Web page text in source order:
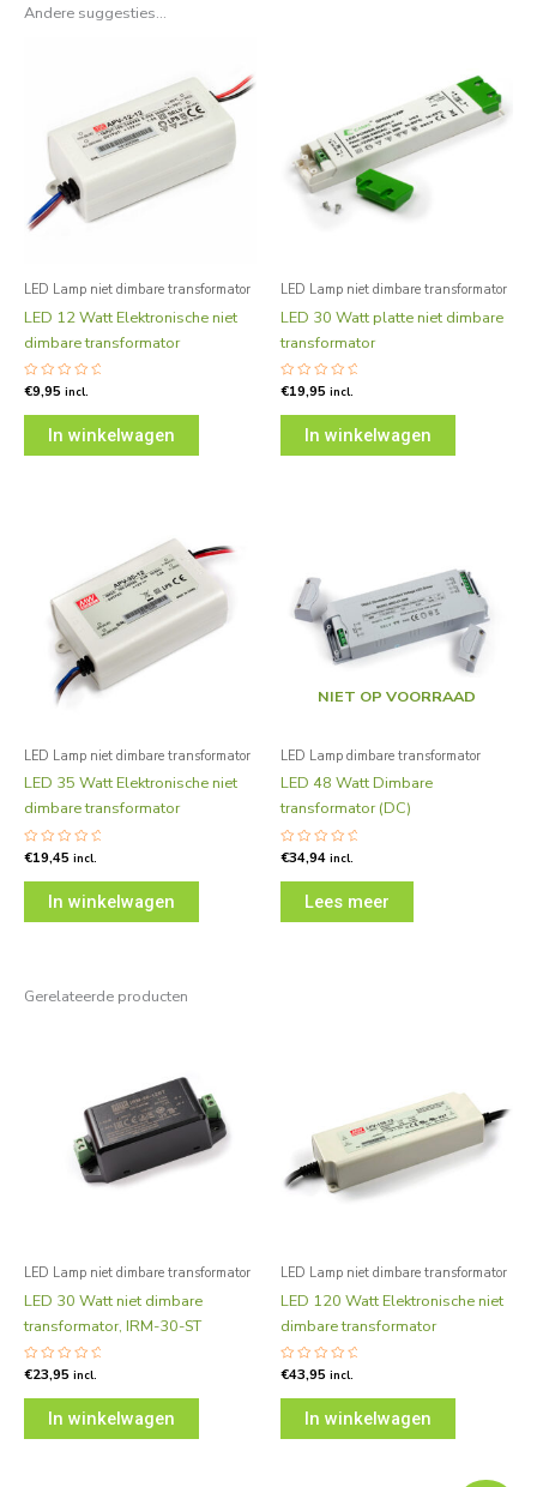
Andere suggesties…
LED Lamp niet dimbare transformator
LED 12 Watt Elektronische niet
dimbare transformator
Gewaardeerd
uit
€9,95 incl.
In winkelwagen
LED Lamp niet dimbare transformator
LED 30 Watt platte niet dimbare
transformator
Gewaardeerd
uit
€19,95 incl.
In winkelwagen
LED Lamp niet dimbare transformator
LED 35 Watt Elektronische niet
dimbare transformator
Gewaardeerd
0
€19,45 incl.
In winkelwagen
NIET OP VOORRAAD
LED Lamp dimbare transformator
LED 48 Watt Dimbare
transformator (DC)
Gewaardeerd
0
€34,94 incl.
Lees meer
Gerelateerde producten
LED Lamp niet dimbare transformator
LED 30 Watt niet dimbare
transformator, IRM-30-ST
Gewaardeerd
0
uit
€23,95 incl.
In winkelwagen
LED Lamp niet dimbare transformator
LED 120 Watt Elektronische niet
dimbare transformator
Gewaardeerd
0
uit
€43,95 incl.
In winkelwagen